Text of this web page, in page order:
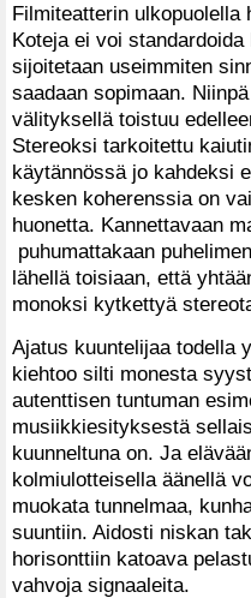
Filmiteatterin ulkopuolella
Koteja ei voi
sijoitetaan useimmiten
saadaan sopimaan.
välityksellä toistuu
Stereoksi tarkoitettu
käytännössä jo kahdeksi
kesken koherenssia on
huonetta. Kannettavaan
puhumattakaan
lähellä toisiaan, että
monoksi kytkettyä
Ajatus kuuntelijaa todella
kiehtoo silti monesta
autenttisen tuntuman
musiikkiesityksestä
kuunneltuna on. Ja
kolmiulotteisella äänellä
muokata tunnelmaa,
suuntiin. Aidosti niskan
horisonttiin katoava
vahvoja signaaleita.